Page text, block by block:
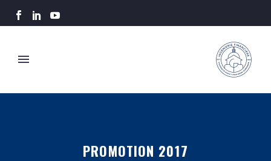
PROMOTION 2017